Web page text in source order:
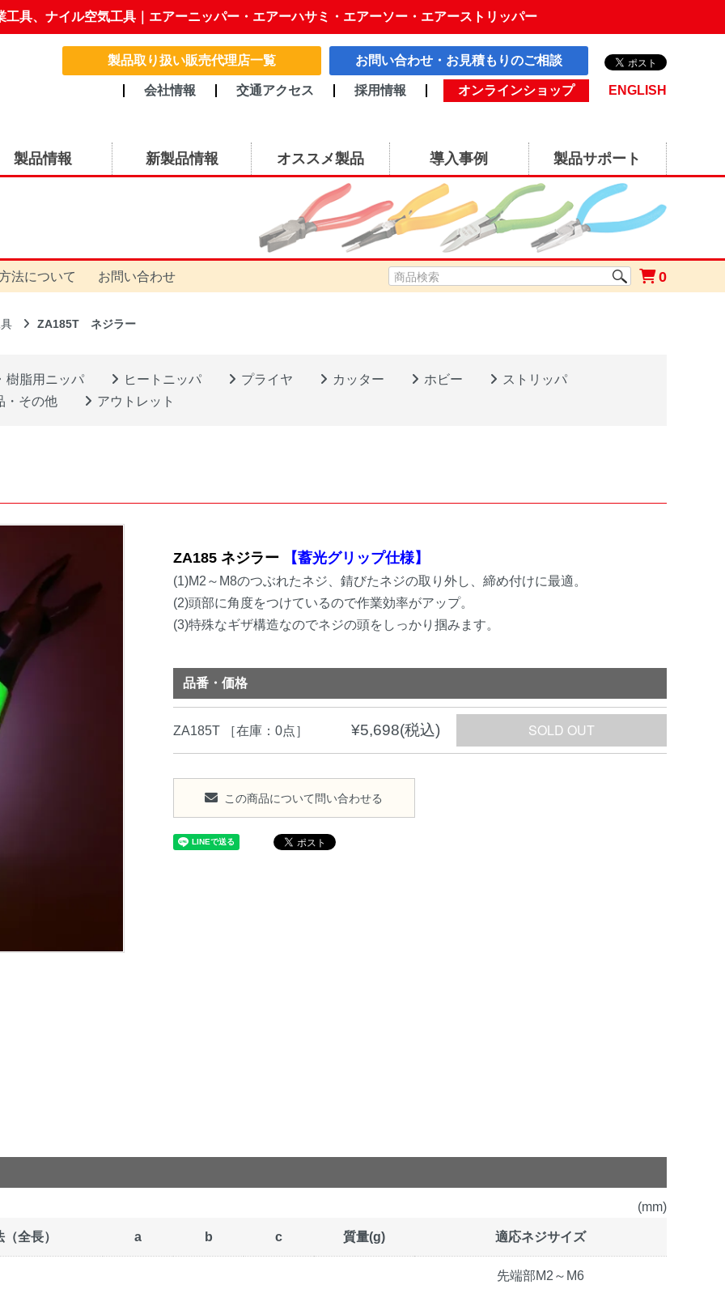
具、ナイル空気工具｜エアーニッパー・エアーハサミ・エアーソー・エアーストリッパー
製品取り扱い販売代理店一覧 お問い合わせ・お見積もりのご相談
会社情報 交通アクセス 採用情報 オンラインショップ ENGLISH
製品情報 新製品情報 オススメ製品 導入事例 製品サポート
法について お問い合わせ 0
ZA185T ネジラー
樹脂用ニッパ ヒートニッパ プライヤ カッター ホビー
ストリッパ
・その他
アウトレット
ZA185 ネジラー 【蓄光グリップ仕様】
(1)M2～M8のつぶれたネジ、錆びたネジの取り外し、締め付けに最適。
(2)頭部に角度をつけているので作業効率がアップ。
(3)特殊なギザ構造なのでネジの頭をしっかり掴みます。
品番・価格
ZA185T ［在庫：0点］ ¥5,698(税込)
この商品について問い合わせる
(mm)
全長） a b c 質量(g) 適応ネジサイズ
先端部M2～M6